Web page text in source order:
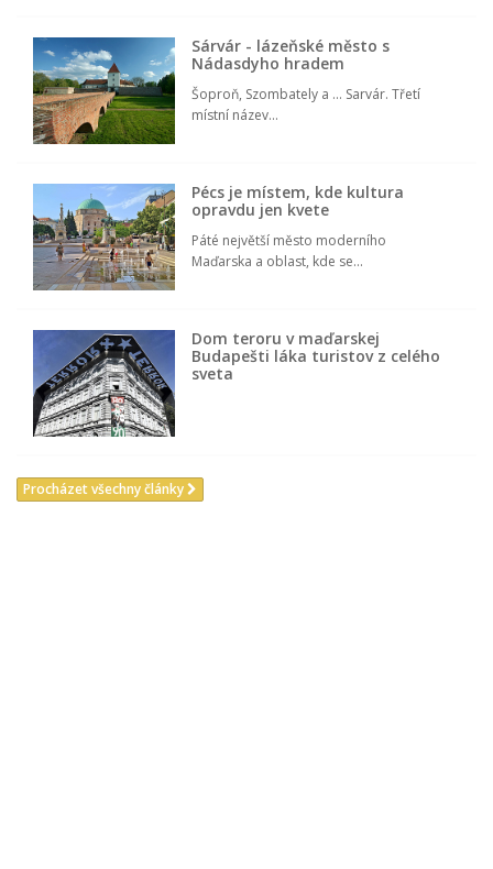
Sárvár - lázeňské město s
Nádasdyho hradem
Šoproň, Szombately a ... Sarvár. Třetí
místní název...
Pécs je místem, kde kultura
opravdu jen kvete
Páté největší město moderního
Maďarska a oblast, kde se...
Dom teroru v maďarskej
Budapešti láka turistov z celého
sveta
Procházet všechny články